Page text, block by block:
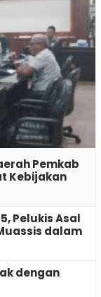
Pemkab
Kebijakan
Pelukis Asal
dalam
dengan